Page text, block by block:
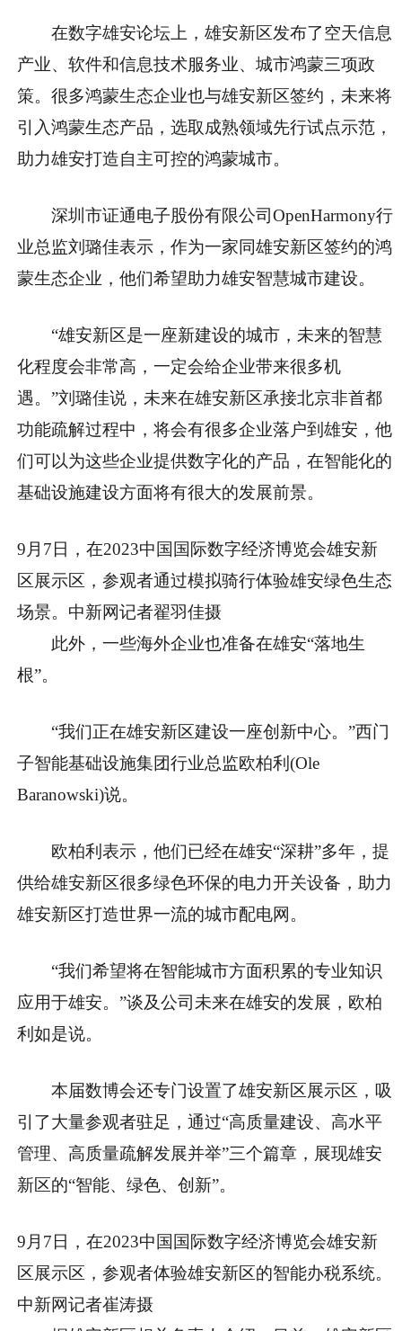
在数字雄安论坛上，雄安新区发布了空天信息
产业、软件和信息技术服务业、城市鸿蒙三项政
策。很多鸿蒙生态企业也与雄安新区签约，未来将
引入鸿蒙生态产品，选取成熟领域先行试点示范，
助力雄安打造自主可控的鸿蒙城市。
深圳市证通电子股份有限公司OpenHarmony行
业总监刘璐佳表示，作为一家同雄安新区签约的鸿
蒙生态企业，他们希望助力雄安智慧城市建设。
“雄安新区是一座新建设的城市，未来的智慧
化程度会非常高，一定会给企业带来很多机
遇。”刘璐佳说，未来在雄安新区承接北京非首都
功能疏解过程中，将会有很多企业落户到雄安，他
们可以为这些企业提供数字化的产品，在智能化的
基础设施建设方面将有很大的发展前景。
9月7日，在2023中国国际数字经济博览会雄安新
区展示区，参观者通过模拟骑行体验雄安绿色生态
场景。中新网记者翟羽佳摄
此外，一些海外企业也准备在雄安“落地生
根”。
“我们正在雄安新区建设一座创新中心。”西门
子智能基础设施集团行业总监欧柏利(Ole
Baranowski)说。
欧柏利表示，他们已经在雄安“深耕”多年，提
供给雄安新区很多绿色环保的电力开关设备，助力
雄安新区打造世界一流的城市配电网。
“我们希望将在智能城市方面积累的专业知识
应用于雄安。”谈及公司未来在雄安的发展，欧柏
利如是说。
本届数博会还专门设置了雄安新区展示区，吸
引了大量参观者驻足，通过“高质量建设、高水平
管理、高质量疏解发展并举”三个篇章，展现雄安
新区的“智能、绿色、创新”。
9月7日，在2023中国国际数字经济博览会雄安新
区展示区，参观者体验雄安新区的智能办税系统。
中新网记者崔涛摄